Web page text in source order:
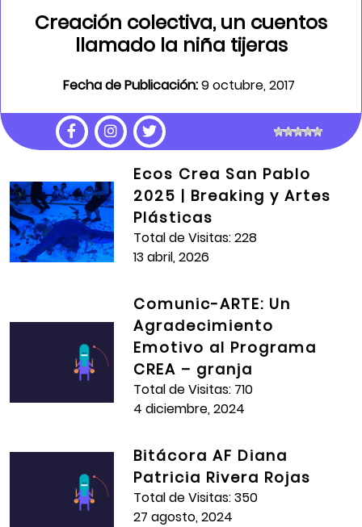
Creación colectiva, un cuentos
llamado la niña tijeras
Fecha de Publicación:9 octubre, 2017
Año:2017
Crea: Roma
Institución Educativa:Villas Del Progreso
Artista Formador:Luis Castañeda
Total de Visitas:710
Ecos Crea San Pablo
2025 | Breaking y Artes
Plásticas
Total de Visitas: 228
13 abril, 2026
Comunic-ARTE: Un
Agradecimiento
Emotivo al Programa
CREA – granja
Total de Visitas: 710
4 diciembre, 2024
Bitácora AF Diana
Patricia Rivera Rojas
Total de Visitas: 350
27 agosto, 2024